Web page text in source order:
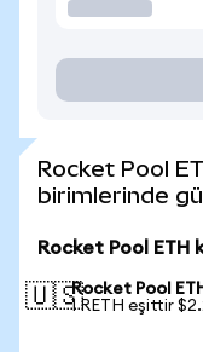
Rocket Pool
birimlerinde
Rocket Pool ETH
🇺🇸Rocket Pool
1 RETH eşittir